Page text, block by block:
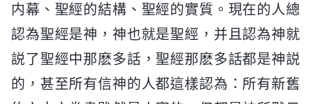
内幕、聖經的結構、聖經的實質。現在的人總
認為聖經是神，神也就是聖經，并且認為神就
説了聖經中那麽多話，聖經那麽多話都是神説
的，甚至所有信神的人都這樣認為：所有新舊